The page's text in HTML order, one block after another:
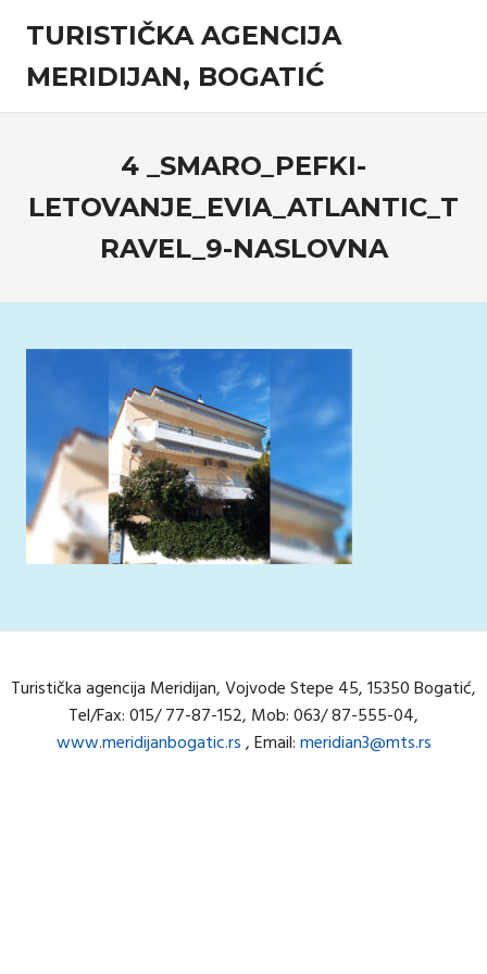
content
TURISTIČKA AGENCIJA
MERIDIJAN, BOGATIĆ
Turistička
4 _SMARO_PEFKI-
LETOVANJE_EVIA_ATLANTIC_T
RAVEL_9-NASLOVNA
Turistička agencija Meridijan, Vojvode Stepe 45, 15350 Bogatić,
Tel/Fax: 015/ 77-87-152, Mob: 063/ 87-555-04,
www.meridijanbogatic.rs, Email:meridian3@mts.rs